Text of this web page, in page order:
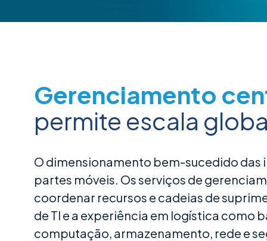
Gerenciamento
permite escala
O dimensionamento bem-sucedido das
partes móveis. Os serviços de
coordenar recursos e cadeias de
de TI e a experiência em logística como
computação, armazenamento, rede e